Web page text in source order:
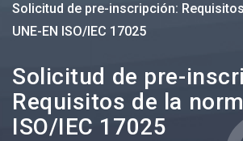
Solicitud de pre-inscripción:
UNE-EN ISO/IEC 17025
Solicitud de pre-
Requisitos de la
ISO/IEC 17025